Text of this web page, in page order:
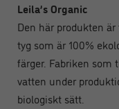
Leila’s Organic
Den här produkten
tyg som är 100%
färger. Fabriken som
vatten under
biologiskt sätt.